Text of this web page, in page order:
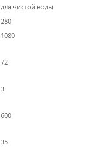
для чистой воды
280
1080
72
3
600
35